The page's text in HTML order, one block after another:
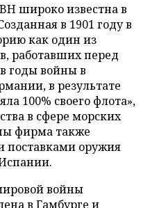
широко известна в
в 1901 году в
как один из
работавших перед
годы войны в
в результате
100% своего флота»,
в сфере морских
фирма также
поставками оружия
войны
в Гамбурге и